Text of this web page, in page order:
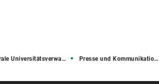
Universitätsverwaltung Presse und Kommunikation (PuK)